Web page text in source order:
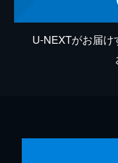
U-NEXTがお届け